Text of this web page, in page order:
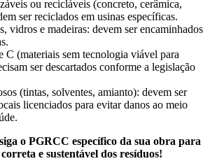
ou recicláveis (concreto, cerâmica,
ser reciclados em usinas específicas.
vidros e madeiras: devem ser encaminhados
C (materiais sem tecnologia viável para
ser descartados conforme a legislação
(tintas, solventes, amianto): devem ser
licenciados para evitar danos ao meio
o PGRCC específico da sua obra para
e sustentável dos resíduos!